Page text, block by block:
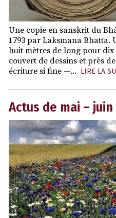
Une copie en sanskrit du
1793 par Laksmana Bhatta.
huit mètres de long pour
couvert de dessins et près
écriture si fine —... LIRE LA
Actus de mai – juin